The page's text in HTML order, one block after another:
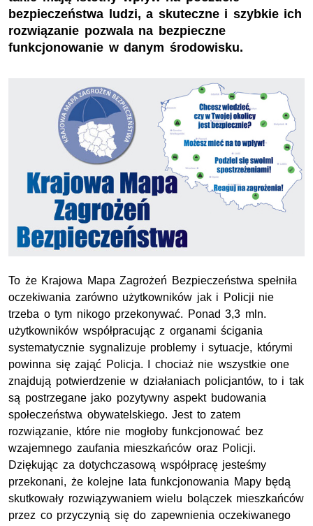
bezpieczeństwa ludzi, a skuteczne i szybkie ich
rozwiązanie pozwala na bezpieczne
funkcjonowanie w danym środowisku.
To że Krajowa Mapa Zagrożeń Bezpieczeństwa spełniła
oczekiwania zarówno użytkowników jak i Policji nie
trzeba o tym nikogo przekonywać. Ponad 3,3 mln.
użytkowników współpracując z organami ścigania
systematycznie sygnalizuje problemy i sytuacje, którymi
powinna się zająć Policja. I chociaż nie wszystkie one
znajdują potwierdzenie w działaniach policjantów, to i tak
są postrzegane jako pozytywny aspekt budowania
społeczeństwa obywatelskiego. Jest to zatem
rozwiązanie, które nie mogłoby funkcjonować bez
wzajemnego zaufania mieszkańców oraz Policji.
Dziękując za dotychczasową współpracę jesteśmy
przekonani, że kolejne lata funkcjonowania Mapy będą
skutkowały rozwiązywaniem wielu bolączek mieszkańców
przez co przyczynią się do zapewnienia oczekiwanego